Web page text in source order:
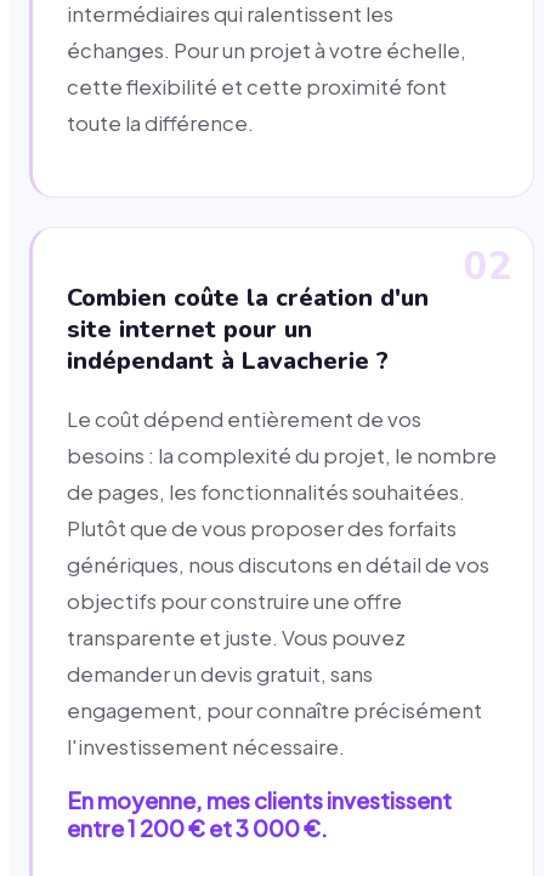
intermédiaires qui ralentissent les
échanges. Pour un projet à votre échelle,
cette flexibilité et cette proximité font
toute la différence.
02
Combien coûte la création d'un
site internet pour un
indépendant à Lavacherie ?
Le coût dépend entièrement de vos
besoins : la complexité du projet, le nombre
de pages, les fonctionnalités souhaitées.
Plutôt que de vous proposer des forfaits
génériques, nous discutons en détail de vos
objectifs pour construire une offre
transparente et juste. Vous pouvez
demander un devis gratuit, sans
engagement, pour connaître précisément
l'investissement nécessaire.
En moyenne, mes clients investissent
entre 1 200 € et 3 000 €.